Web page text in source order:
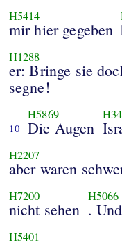
H5414
mir hier gegeben
H1288
er: Bringe sie
segne!
10
H5869
Die Augen
H2207
aber waren
H7200
nicht sehen
H5066
.
H5401